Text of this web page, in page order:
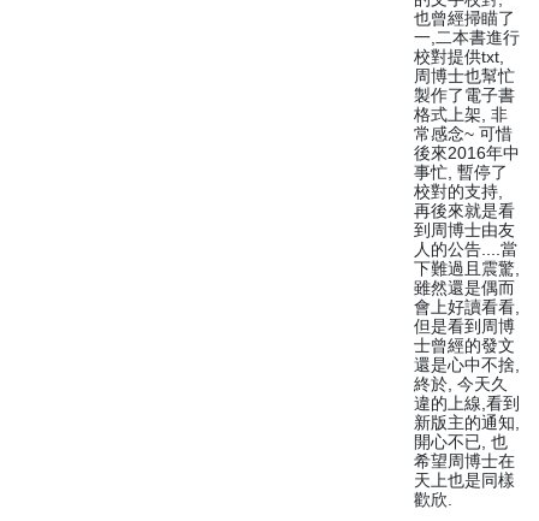
也曾經掃瞄了
一,二本書進行
校對提供txt,
周博士也幫忙
製作了電子書
格式上架, 非
常感念~ 可惜
後來2016年中
事忙, 暫停了
校對的支持,
再後來就是看
到周博士由友
人的公告....當
下難過且震驚,
雖然還是偶而
會上好讀看看,
但是看到周博
士曾經的發文
還是心中不捨,
終於, 今天久
違的上線,看到
新版主的通知,
開心不已, 也
希望周博士在
天上也是同樣
歡欣.